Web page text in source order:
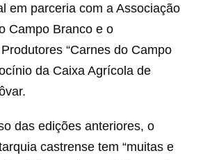
em parceria com a Associação
Campo Branco e o
“Carnes do Campo
da Caixa Agrícola de
das edições anteriores, o
castrense tem “muitas e